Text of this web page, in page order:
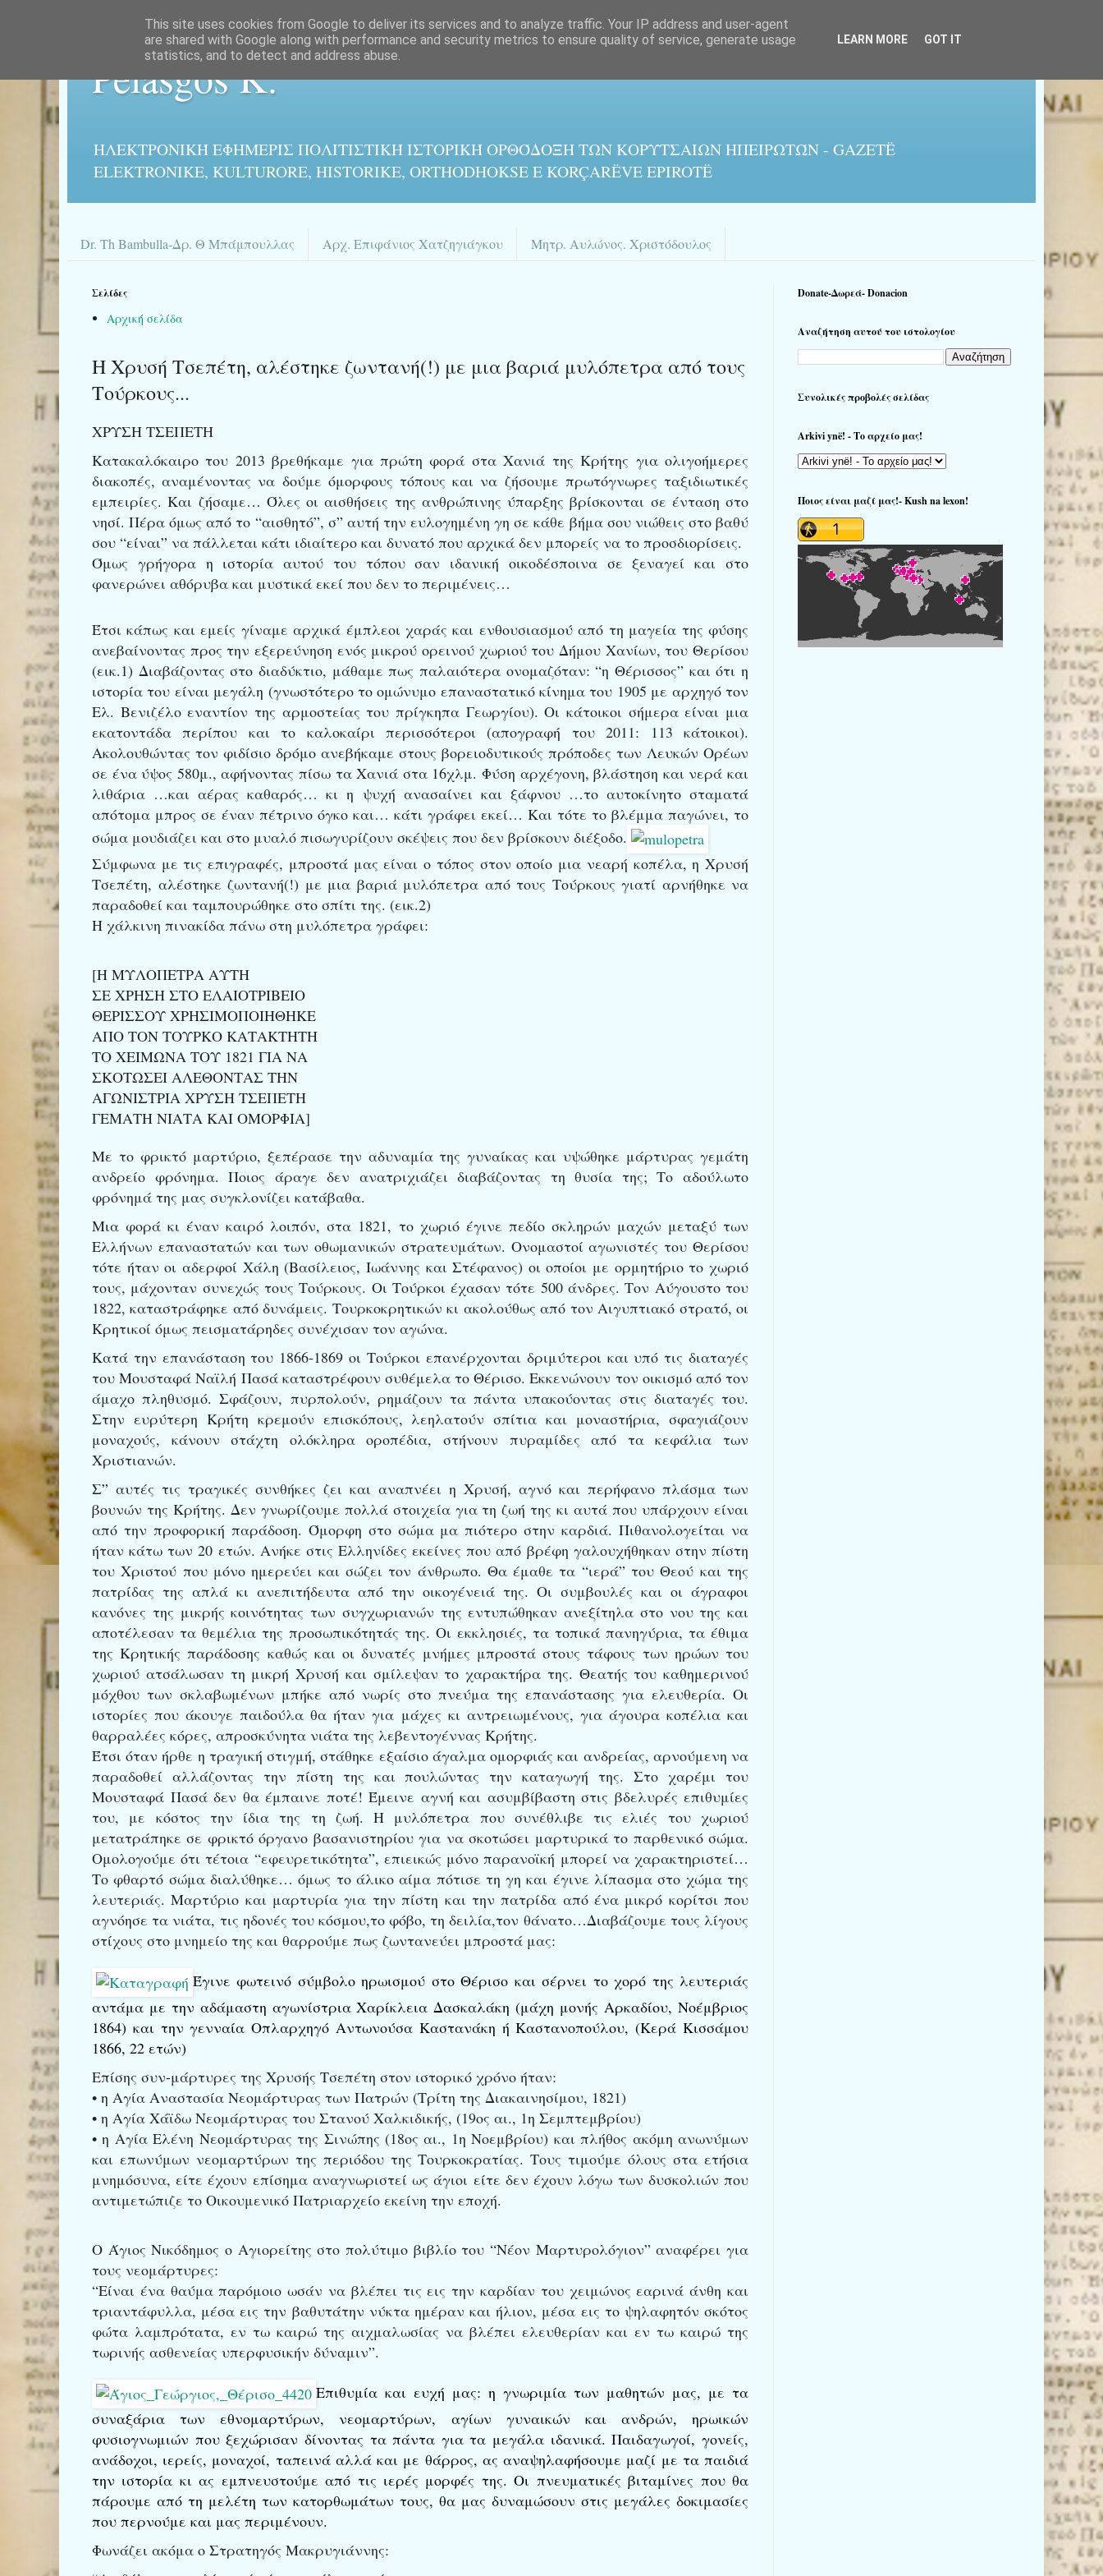
Pelasgos K.
ΗΛΕΚΤΡΟΝΙΚΉ ΕΦΗΜΕΡΙΣ ΠΟΛΙΤΙΣΤΙΚΉ ΙΣΤΟΡΙΚΉ ΟΡΘΌΔΟΞΗ ΤΩΝ ΚΟΡΥΤΣΑΙΩΝ ΗΠΕΙΡΩΤΏΝ - GAZETË
ELEKTRONIKE, KULTURORE, HISTORIKE, ORTHODHOKSE E KORÇARËVE EPIROTË
Dr. Th Bambulla-Δρ. Θ Μπάμπουλλας Αρχ. Επιφάνιος Χατζηγιάγκου Μητρ. Αυλώνος. Χριστόδουλος
Σελίδες
Αρχική σελίδα
Η Χρυσή Τσεπέτη, αλέστηκε ζωντανή(!) με μια βαριά μυλόπετρα από τους
Τούρκους...
ΧΡΥΣΗ ΤΣΕΠΕΤΗ
Κατακαλόκαιρο του 2013 βρεθήκαμε για πρώτη φορά στα Χανιά της Κρήτης για ολιγοήμερες
διακοπές, αναμένοντας να δούμε όμορφους τόπους και να ζήσουμε πρωτόγνωρες ταξιδιωτικές
εμπειρίες. Και ζήσαμε… Όλες οι αισθήσεις της ανθρώπινης ύπαρξης βρίσκονται σε ένταση στο
νησί. Πέρα όμως από το “αισθητό”, σ” αυτή την ευλογημένη γη σε κάθε βήμα σου νιώθεις στο βαθύ
σου “είναι” να πάλλεται κάτι ιδιαίτερο και δυνατό που αρχικά δεν μπορείς να το προσδιορίσεις.
Όμως γρήγορα η ιστορία αυτού του τόπου σαν ιδανική οικοδέσποινα σε ξεναγεί και στο
φανερώνει αθόρυβα και μυστικά εκεί που δεν το περιμένεις…
Έτσι κάπως και εμείς γίναμε αρχικά έμπλεοι χαράς και ενθουσιασμού από τη μαγεία της φύσης
ανεβαίνοντας προς την εξερεύνηση ενός μικρού ορεινού χωριού του Δήμου Χανίων, του Θερίσου
(εικ.1) Διαβάζοντας στο διαδύκτιο, μάθαμε πως παλαιότερα ονομαζόταν: “η Θέρισσος” και ότι η
ιστορία του είναι μεγάλη (γνωστότερο το ομώνυμο επαναστατικό κίνημα του 1905 με αρχηγό τον
Ελ. Βενιζέλο εναντίον της αρμοστείας του πρίγκηπα Γεωργίου). Οι κάτοικοι σήμερα είναι μια
εκατοντάδα περίπου και το καλοκαίρι περισσότεροι (απογραφή του 2011: 113 κάτοικοι).
Ακολουθώντας τον φιδίσιο δρόμο ανεβήκαμε στους βορειοδυτικούς πρόποδες των Λευκών Ορέων
σε ένα ύψος 580μ., αφήνοντας πίσω τα Χανιά στα 16χλμ. Φύση αρχέγονη, βλάστηση και νερά και
λιθάρια …και αέρας καθαρός… κι η ψυχή ανασαίνει και ξάφνου …το αυτοκίνητο σταματά
απότομα μπρος σε έναν πέτρινο όγκο και… κάτι γράφει εκεί… Και τότε το βλέμμα παγώνει, το
σώμα μουδιάζει και στο μυαλό πισωγυρίζουν σκέψεις που δεν βρίσκουν διέξοδο.
Σύμφωνα με τις επιγραφές, μπροστά μας είναι ο τόπος στον οποίο μια νεαρή κοπέλα, η Χρυσή
Τσεπέτη, αλέστηκε ζωντανή(!) με μια βαριά μυλόπετρα από τους Τούρκους γιατί αρνήθηκε να
παραδοθεί και ταμπουρώθηκε στο σπίτι της. (εικ.2)
Η χάλκινη πινακίδα πάνω στη μυλόπετρα γράφει:
[Η ΜΥΛΟΠΕΤΡΑ ΑΥΤΗ
ΣΕ ΧΡΗΣΗ ΣΤΟ ΕΛΑΙΟΤΡΙΒΕΙΟ
ΘΕΡΙΣΣΟΥ ΧΡΗΣΙΜΟΠΟΙΗΘΗΚΕ
ΑΠΟ ΤΟΝ ΤΟΥΡΚΟ ΚΑΤΑΚΤΗΤΗ
ΤΟ ΧΕΙΜΩΝΑ ΤΟΥ 1821 ΓΙΑ ΝΑ
ΣΚΟΤΩΣΕΙ ΑΛΕΘΟΝΤΑΣ ΤΗΝ
ΑΓΩΝΙΣΤΡΙΑ ΧΡΥΣΗ ΤΣΕΠΕΤΗ
ΓΕΜΑΤΗ ΝΙΑΤΑ ΚΑΙ ΟΜΟΡΦΙΑ]
Με το φρικτό μαρτύριο, ξεπέρασε την αδυναμία της γυναίκας και υψώθηκε μάρτυρας γεμάτη
ανδρείο φρόνημα. Ποιος άραγε δεν ανατριχιάζει διαβάζοντας τη θυσία της; Το αδούλωτο
φρόνημά της μας συγκλονίζει κατάβαθα.
Μια φορά κι έναν καιρό λοιπόν, στα 1821, το χωριό έγινε πεδίο σκληρών μαχών μεταξύ των
Ελλήνων επαναστατών και των οθωμανικών στρατευμάτων. Ονομαστοί αγωνιστές του Θερίσου
τότε ήταν οι αδερφοί Χάλη (Βασίλειος, Ιωάννης και Στέφανος) οι οποίοι με ορμητήριο το χωριό
τους, μάχονταν συνεχώς τους Τούρκους. Οι Τούρκοι έχασαν τότε 500 άνδρες. Τον Αύγουστο του
1822, καταστράφηκε από δυνάμεις. Τουρκοκρητικών κι ακολούθως από τον Αιγυπτιακό στρατό, οι
Κρητικοί όμως πεισματάρηδες συνέχισαν τον αγώνα.
Κατά την επανάσταση του 1866-1869 οι Τούρκοι επανέρχονται δριμύτεροι και υπό τις διαταγές
του Μουσταφά Ναϊλή Πασά καταστρέφουν συθέμελα το Θέρισο. Εκκενώνουν τον οικισμό από τον
άμαχο πληθυσμό. Σφάζουν, πυρπολούν, ρημάζουν τα πάντα υπακούοντας στις διαταγές του.
Στην ευρύτερη Κρήτη κρεμούν επισκόπους, λεηλατούν σπίτια και μοναστήρια, σφαγιάζουν
μοναχούς, κάνουν στάχτη ολόκληρα οροπέδια, στήνουν πυραμίδες από τα κεφάλια των
Χριστιανών.
Σ” αυτές τις τραγικές συνθήκες ζει και αναπνέει η Χρυσή, αγνό και περήφανο πλάσμα των
βουνών της Κρήτης. Δεν γνωρίζουμε πολλά στοιχεία για τη ζωή της κι αυτά που υπάρχουν είναι
από την προφορική παράδοση. Όμορφη στο σώμα μα πιότερο στην καρδιά. Πιθανολογείται να
ήταν κάτω των 20 ετών. Ανήκε στις Ελληνίδες εκείνες που από βρέφη γαλουχήθηκαν στην πίστη
του Χριστού που μόνο ημερεύει και σώζει τον άνθρωπο. Θα έμαθε τα “ιερά” του Θεού και της
πατρίδας της απλά κι ανεπιτήδευτα από την οικογένειά της. Οι συμβουλές και οι άγραφοι
κανόνες της μικρής κοινότητας των συγχωριανών της εντυπώθηκαν ανεξίτηλα στο νου της και
αποτέλεσαν τα θεμέλια της προσωπικότητάς της. Οι εκκλησιές, τα τοπικά πανηγύρια, τα έθιμα
της Κρητικής παράδοσης καθώς και οι δυνατές μνήμες μπροστά στους τάφους των ηρώων του
χωριού ατσάλωσαν τη μικρή Χρυσή και σμίλεψαν το χαρακτήρα της. Θεατής του καθημερινού
μόχθου των σκλαβωμένων μπήκε από νωρίς στο πνεύμα της επανάστασης για ελευθερία. Οι
ιστορίες που άκουγε παιδούλα θα ήταν για μάχες κι αντρειωμένους, για άγουρα κοπέλια και
θαρραλέες κόρες, απροσκύνητα νιάτα της λεβεντογέννας Κρήτης.
Έτσι όταν ήρθε η τραγική στιγμή, στάθηκε εξαίσιο άγαλμα ομορφιάς και ανδρείας, αρνούμενη να
παραδοθεί αλλάζοντας την πίστη της και πουλώντας την καταγωγή της. Στο χαρέμι του
Μουσταφά Πασά δεν θα έμπαινε ποτέ! Έμεινε αγνή και ασυμβίβαστη στις βδελυρές επιθυμίες
του, με κόστος την ίδια της τη ζωή. Η μυλόπετρα που συνέθλιβε τις ελιές του χωριού
μετατράπηκε σε φρικτό όργανο βασανιστηρίου για να σκοτώσει μαρτυρικά το παρθενικό σώμα.
Ομολογούμε ότι τέτοια “εφευρετικότητα”, επιεικώς μόνο παρανοϊκή μπορεί να χαρακτηριστεί…
Το φθαρτό σώμα διαλύθηκε… όμως το άλικο αίμα πότισε τη γη και έγινε λίπασμα στο χώμα της
λευτεριάς. Μαρτύριο και μαρτυρία για την πίστη και την πατρίδα από ένα μικρό κορίτσι που
αγνόησε τα νιάτα, τις ηδονές του κόσμου,το φόβο, τη δειλία,τον θάνατο…Διαβάζουμε τους λίγους
στίχους στο μνημείο της και θαρρούμε πως ζωντανεύει μπροστά μας:
Έγινε φωτεινό σύμβολο ηρωισμού στο Θέρισο και σέρνει το χορό της λευτεριάς
αντάμα με την αδάμαστη αγωνίστρια Χαρίκλεια Δασκαλάκη (μάχη μονής Αρκαδίου, Νοέμβριος
1864) και την γενναία Οπλαρχηγό Αντωνούσα Καστανάκη ή Καστανοπούλου, (Κερά Κισσάμου
1866, 22 ετών)
Επίσης συν-μάρτυρες της Χρυσής Τσεπέτη στον ιστορικό χρόνο ήταν:
• η Αγία Αναστασία Νεομάρτυρας των Πατρών (Τρίτη της Διακαινησίμου, 1821)
• η Aγία Χάϊδω Νεομάρτυρας του Στανού Χαλκιδικής, (19ος αι., 1η Σεμπτεμβρίου)
• η Αγία Ελένη Νεομάρτυρας της Σινώπης (18ος αι., 1η Νοεμβρίου) και πλήθος ακόμη ανωνύμων
και επωνύμων νεομαρτύρων της περιόδου της Τουρκοκρατίας. Τους τιμούμε όλους στα ετήσια
μνημόσυνα, είτε έχουν επίσημα αναγνωριστεί ως άγιοι είτε δεν έχουν λόγω των δυσκολιών που
αντιμετώπιζε το Οικουμενικό Πατριαρχείο εκείνη την εποχή.
Ο Άγιος Νικόδημος ο Αγιορείτης στο πολύτιμο βιβλίο του “Νέον Μαρτυρολόγιον” αναφέρει για
τους νεομάρτυρες:
“Είναι ένα θαύμα παρόμοιο ωσάν να βλέπει τις εις την καρδίαν του χειμώνος εαρινά άνθη και
τριαντάφυλλα, μέσα εις την βαθυτάτην νύκτα ημέραν και ήλιον, μέσα εις το ψηλαφητόν σκότος
φώτα λαμπρότατα, εν τω καιρώ της αιχμαλωσίας να βλέπει ελευθερίαν και εν τω καιρώ της
τωρινής ασθενείας υπερφυσικήν δύναμιν”.
Επιθυμία και ευχή μας: η γνωριμία των μαθητών μας, με τα
συναξάρια των εθνομαρτύρων, νεομαρτύρων, αγίων γυναικών και ανδρών, ηρωικών
φυσιογνωμιών που ξεχώρισαν δίνοντας τα πάντα για τα μεγάλα ιδανικά. Παιδαγωγοί, γονείς,
ανάδοχοι, ιερείς, μοναχοί, ταπεινά αλλά και με θάρρος, ας αναψηλαφήσουμε μαζί με τα παιδιά
την ιστορία κι ας εμπνευστούμε από τις ιερές μορφές της. Οι πνευματικές βιταμίνες που θα
πάρουμε από τη μελέτη των κατορθωμάτων τους, θα μας δυναμώσουν στις μεγάλες δοκιμασίες
που περνούμε και μας περιμένουν.
Φωνάζει ακόμα ο Στρατηγός Μακρυγιάννης:
Donate-Δωρεά- Donacion
Αναζήτηση αυτού του ιστολογίου
Συνολικές προβολές σελίδας
Arkivi ynë! - Το αρχείο μας!
Ποιος είναι μαζί μας!- Kush na lexon!
This site uses cookies from Google to deliver its services and to analyze traffic. Your IP address and user-agent
are shared with Google along with performance and security metrics to ensure quality of service, generate usage
statistics, and to detect and address abuse.
LEARN MORE GOT IT